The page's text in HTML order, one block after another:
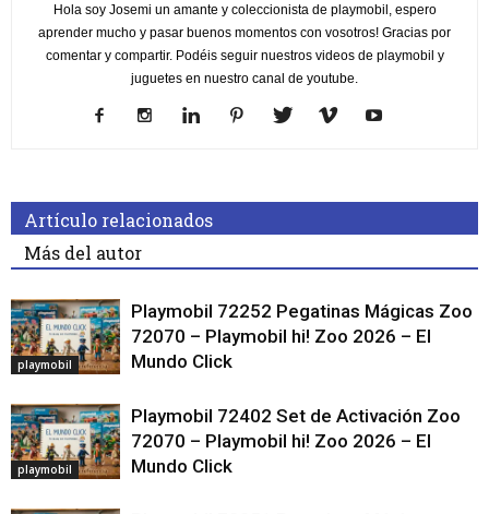
Hola soy Josemi un amante y coleccionista de playmobil, espero
aprender mucho y pasar buenos momentos con vosotros! Gracias por
comentar y compartir. Podéis seguir nuestros videos de playmobil y
juguetes en nuestro canal de youtube.
Artículo relacionados
Más del autor
playmobil
Playmobil 72252 Pegatinas Mágicas Zoo
72070 – Playmobil hi! Zoo 2026 – El
Mundo Click
playmobil
Playmobil 72402 Set de Activación Zoo
72070 – Playmobil hi! Zoo 2026 – El
Mundo Click